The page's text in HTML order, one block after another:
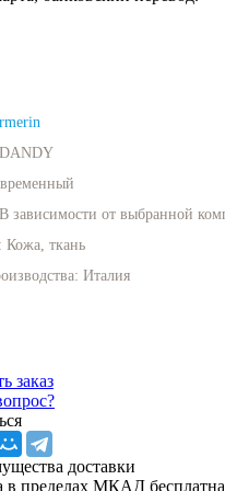
DANDY
В зависимости от выбранной
Кожа, ткань
Италия
заказ
в пределах МКАД